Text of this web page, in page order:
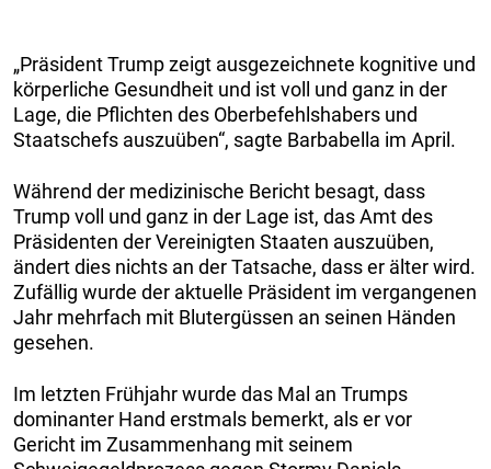
„Präsident Trump zeigt ausgezeichnete kognitive und
körperliche Gesundheit und ist voll und ganz in der
Lage, die Pflichten des Oberbefehlshabers und
Staatschefs auszuüben“, sagte Barbabella im April.
Während der medizinische Bericht besagt, dass
Trump voll und ganz in der Lage ist, das Amt des
Präsidenten der Vereinigten Staaten auszuüben,
ändert dies nichts an der Tatsache, dass er älter wird.
Zufällig wurde der aktuelle Präsident im vergangenen
Jahr mehrfach mit Blutergüssen an seinen Händen
gesehen.
Im letzten Frühjahr wurde das Mal an Trumps
dominanter Hand erstmals bemerkt, als er vor
Gericht im Zusammenhang mit seinem